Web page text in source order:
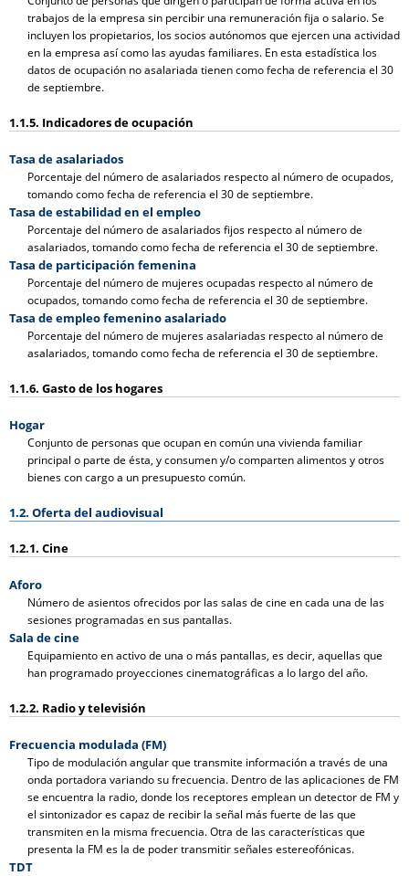
trabajos de la empresa sin percibir una remuneración fija o salario. Se
incluyen los propietarios, los socios autónomos que ejercen una actividad
en la empresa así como las ayudas familiares. En esta estadística los
datos de ocupación no asalariada tienen como fecha de referencia el 30
de septiembre.
1.1.5. Indicadores de ocupación
Tasa de asalariados
Porcentaje del número de asalariados respecto al número de ocupados,
tomando como fecha de referencia el 30 de septiembre.
Tasa de estabilidad en el empleo
Porcentaje del número de asalariados fijos respecto al número de
asalariados, tomando como fecha de referencia el 30 de septiembre.
Tasa de participación femenina
Porcentaje del número de mujeres ocupadas respecto al número de
ocupados, tomando como fecha de referencia el 30 de septiembre.
Tasa de empleo femenino asalariado
Porcentaje del número de mujeres asalariadas respecto al número de
asalariados, tomando como fecha de referencia el 30 de septiembre.
1.1.6. Gasto de los hogares
Hogar
Conjunto de personas que ocupan en común una vivienda familiar
principal o parte de ésta, y consumen y/o comparten alimentos y otros
bienes con cargo a un presupuesto común.
1.2. Oferta del audiovisual
1.2.1. Cine
Aforo
Número de asientos ofrecidos por las salas de cine en cada una de las
sesiones programadas en sus pantallas.
Sala de cine
Equipamiento en activo de una o más pantallas, es decir, aquellas que
han programado proyecciones cinematográficas a lo largo del año.
1.2.2. Radio y televisión
Frecuencia modulada (FM)
Tipo de modulación angular que transmite información a través de una
onda portadora variando su frecuencia. Dentro de las aplicaciones de FM
se encuentra la radio, donde los receptores emplean un detector de FM y
el sintonizador es capaz de recibir la señal más fuerte de las que
transmiten en la misma frecuencia. Otra de las características que
presenta la FM es la de poder transmitir señales estereofónicas.
TDT